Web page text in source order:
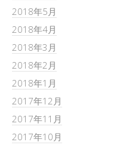
2018年5月
2018年4月
2018年3月
2018年2月
2018年1月
2017年12月
2017年11月
2017年10月